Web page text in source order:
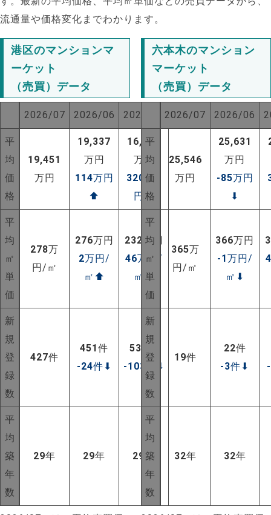
流通量や価格変化までわかります。
港区のマンションマ
ーケット
（売買）データ
2026/07 2026/06 2025/07
平
均
価
格
19,451
万円
19,337
万円
114万円
⬆
16,250
万円
3201万
円 ⬆
平
均
㎡
単
価
278万
円/㎡
276万円
2万円/
㎡ ⬆
232 万円
46万円/
㎡ ⬆
新
規
登
録
数
427件
451件
-24件 ⬇
530 件
-103
⬇
平
均
築
年
数
29年 29年 29 年
六本木のマンション
マーケット
（売買）データ
2026/07 2026/06
平
均
価
格
25,546
万円
25,631
万円
-85万円
⬇
平
均
㎡
単
価
365万
円/㎡
366万円
-1万円/
㎡ ⬇
新
規
登
録
数
19件
22件
-3件 ⬇
平
均
築
年
数
32年 32年